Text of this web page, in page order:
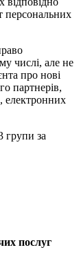
персональних
числі, але не
про нові
партнерів,
групи за
послуг